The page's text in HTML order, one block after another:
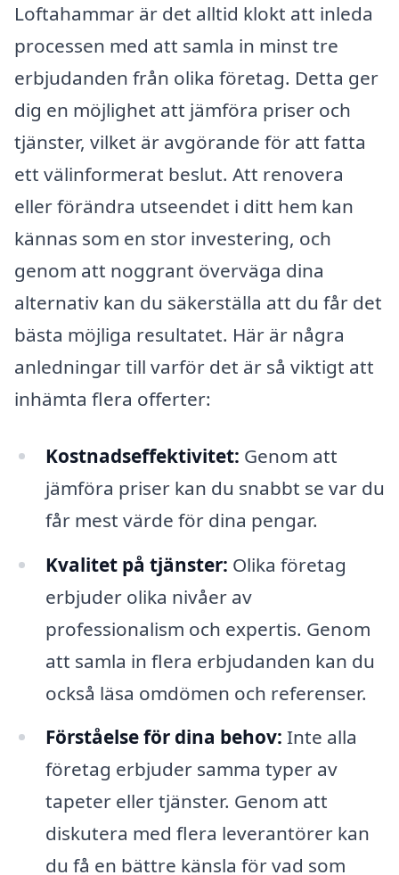
Loftahammar är det alltid klokt att inleda
processen med att samla in minst tre
erbjudanden från olika företag. Detta ger
dig en möjlighet att jämföra priser och
tjänster, vilket är avgörande för att fatta
ett välinformerat beslut. Att renovera
eller förändra utseendet i ditt hem kan
kännas som en stor investering, och
genom att noggrant överväga dina
alternativ kan du säkerställa att du får det
bästa möjliga resultatet. Här är några
anledningar till varför det är så viktigt att
inhämta flera offerter:
Kostnadseffektivitet: Genom att
jämföra priser kan du snabbt se var du
får mest värde för dina pengar.
Kvalitet på tjänster: Olika företag
erbjuder olika nivåer av
professionalism och expertis. Genom
att samla in flera erbjudanden kan du
också läsa omdömen och referenser.
Förståelse för dina behov: Inte alla
företag erbjuder samma typer av
tapeter eller tjänster. Genom att
diskutera med flera leverantörer kan
du få en bättre känsla för vad som